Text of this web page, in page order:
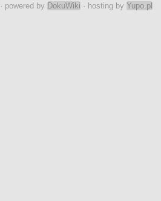
· powered by DokuWiki · hosting by Yupo.pl